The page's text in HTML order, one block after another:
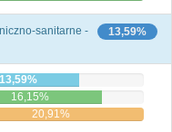
13,59%
sanitarne -
13,59%
16,15%
20,91%